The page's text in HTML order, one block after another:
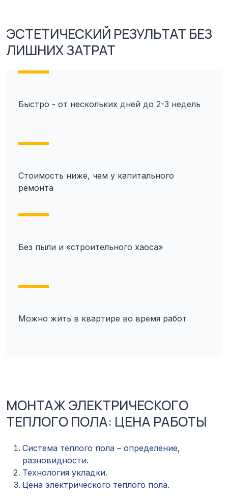
ЭСТЕТИЧЕСКИЙ РЕЗУЛЬТАТ БЕЗ
ЛИШНИХ ЗАТРАТ
Быстро - от нескольких дней до 2-3 недель
Стоимость ниже, чем у капитального
ремонта
Без пыли и «строительного хаоса»
Можно жить в квартире во время работ
МОНТАЖ ЭЛЕКТРИЧЕСКОГО
ТЕПЛОГО ПОЛА: ЦЕНА РАБОТЫ
Система теплого пола – определение,
разновидности.
Технология укладки.
Цена электрического теплого пола.